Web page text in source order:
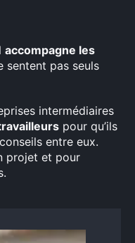
accompagne les
sentent pas seuls
intermédiaires
pour qu’ils
entre eux.
projet et pour